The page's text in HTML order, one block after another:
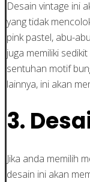
Desain vintage ini
yang tidak
pink pastel, abu-
juga memiliki
sentuhan motif
lainnya, ini akan
3.
Jika anda memilih
desain ini akan